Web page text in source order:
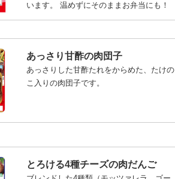
います。 温めずにそのままお弁当にも！
あっさり甘酢の肉団子
あっさりした甘酢たれをからめた、たけの
こ入りの肉団子です。
とろける4種チーズの肉だんご